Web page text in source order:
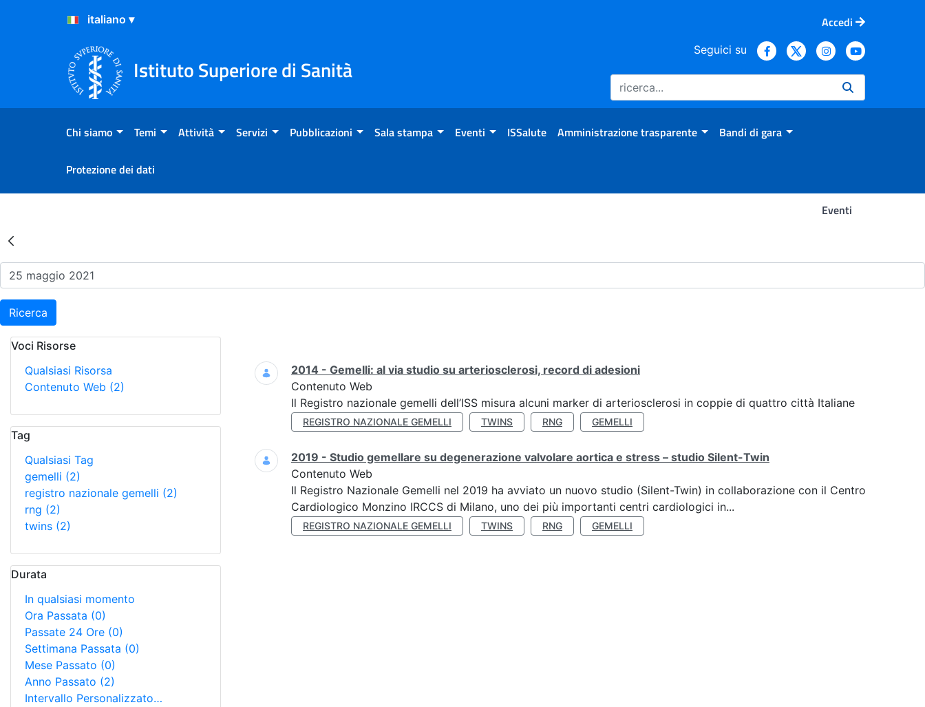
Salta al Contenuto
Salta al Footer
Accedi
Istituto Superiore di Sanità
Seguici su
Chi siamo Temi Attività Servizi Pubblicazioni Sala stampa Eventi ISSalute Amministrazione trasparente Bandi di gara
Protezione dei dati
Eventi
Risultati della Ricerca - Eventi
Ricerca
Voci Risorse
Qualsiasi Risorsa
Contenuto Web (2)
Tag
Qualsiasi Tag
gemelli (2)
registro nazionale gemelli (2)
rng (2)
twins (2)
Durata
In qualsiasi momento
Ora Passata (0)
Passate 24 Ore (0)
Settimana Passata (0)
Mese Passato (0)
Anno Passato (2)
Intervallo Personalizzato…
Ricerca
2014 - Gemelli: al via studio su arteriosclerosi, record di adesioni
Contenuto Web
Il Registro nazionale gemelli dell’ISS misura alcuni marker di arteriosclerosi in coppie di quattro città Italiane
REGISTRO NAZIONALE GEMELLI TWINS RNG GEMELLI
2019 - Studio gemellare su degenerazione valvolare aortica e stress – studio Silent-Twin
Contenuto Web
Il Registro Nazionale Gemelli nel 2019 ha avviato un nuovo studio (Silent-Twin) in collaborazione con il Centro
Cardiologico Monzino IRCCS di Milano, uno dei più importanti centri cardiologici in...
REGISTRO NAZIONALE GEMELLI TWINS RNG GEMELLI